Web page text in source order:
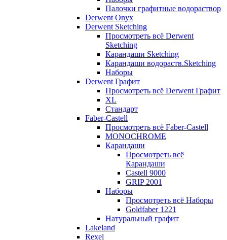
Палочки графитные водораствор
Derwent Onyx
Derwent Sketching
Просмотреть всё Derwent
Sketching
Карандаши Sketching
Карандаши водораств.Sketching
Наборы
Derwent Графит
Просмотреть всё Derwent Графит
XL
Стандарт
Faber-Castell
Просмотреть всё Faber-Castell
MONOCHROME
Карандаши
Просмотреть всё
Карандаши
Castell 9000
GRIP 2001
Наборы
Просмотреть всё Наборы
Goldfaber 1221
Натуральный графит
Lakeland
Rexel